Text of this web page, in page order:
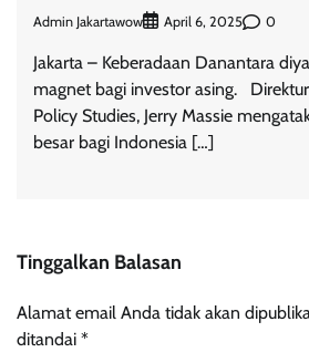
Admin Jakartawow April 6, 2025 0
Jakarta – Keberadaan Danantara
magnet bagi investor asing.
Policy Studies, Jerry Massie
besar bagi Indonesia […]
Tinggalkan Balasan
Alamat email Anda tidak akan
ditandai *